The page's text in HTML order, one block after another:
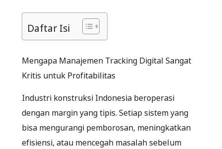
Daftar Isi
Mengapa Manajemen Tracking Digital Sangat
Kritis untuk Profitabilitas
Industri konstruksi Indonesia beroperasi
dengan margin yang tipis. Setiap sistem yang
bisa mengurangi pemborosan, meningkatkan
efisiensi, atau mencegah masalah sebelum